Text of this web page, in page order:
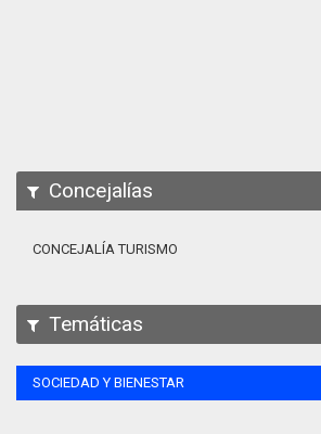
Concejalías
CONCEJALÍA TURISMO
Temáticas
SOCIEDAD Y BIENESTAR